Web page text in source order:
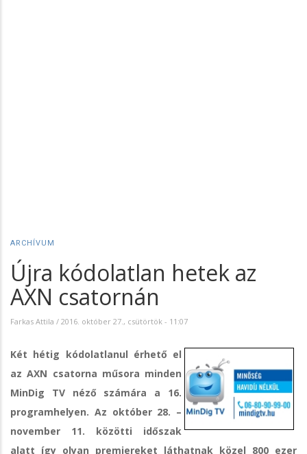
ARCHÍVUM
Újra kódolatlan hetek az
AXN csatornán
Farkas Attila / 2016. október 27., csütörtök - 11:07
Két hétig kódolatlanul érhető el
az AXN csatorna műsora minden
MinDig TV néző számára a 16.
programhelyen. Az október 28. –
november 11. közötti időszak
alatt így olyan premiereket láthatnak közel 800 ezer